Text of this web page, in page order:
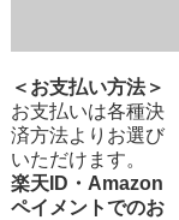
＜お支払い方法＞
お支払いは各種決
済方法よりお選び
いただけます。
楽天ID・Amazon
ペイメントでのお